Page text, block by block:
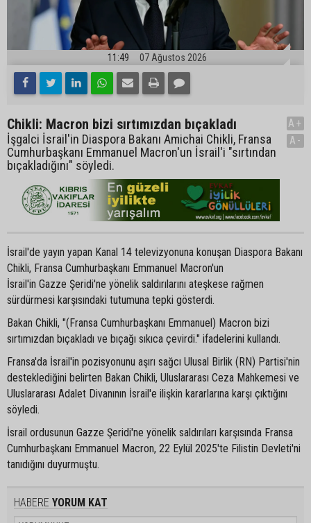
11:49 07 Ağustos 2026
Chikli: Macron bizi sırtımızdan bıçakladı
İşgalci İsrail'in Diaspora Bakanı Amichai Chikli, Fransa
Cumhurbaşkanı Emmanuel Macron'un İsrail'i "sırtından
bıçakladığını" söyledi.
A+
A-
İsrail'de yayın yapan Kanal 14 televizyonuna konuşan Diaspora Bakanı
Chikli, Fransa Cumhurbaşkanı Emmanuel Macron'un
İsrail'in Gazze Şeridi'ne yönelik saldırılarını ateşkese rağmen
sürdürmesi karşısındaki tutumuna tepki gösterdi.
Bakan Chikli, "(Fransa Cumhurbaşkanı Emmanuel) Macron bizi
sırtımızdan bıçakladı ve bıçağı sıkıca çevirdi." ifadelerini kullandı.
Fransa'da İsrail'in pozisyonunu aşırı sağcı Ulusal Birlik (RN) Partisi'nin
desteklediğini belirten Bakan Chikli, Uluslararası Ceza Mahkemesi ve
Uluslararası Adalet Divanının İsrail'e ilişkin kararlarına karşı çıktığını
söyledi.
İsrail ordusunun Gazze Şeridi'ne yönelik saldırıları karşısında Fransa
Cumhurbaşkanı Emmanuel Macron, 22 Eylül 2025'te Filistin Devleti'ni
tanıdığını duyurmuştu.
HABERE YORUM KAT